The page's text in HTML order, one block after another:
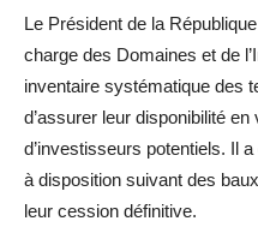
Le Président de la
charge des Domaines et de
inventaire systématique des
d’assurer leur disponibilité
d’investisseurs potentiels. Il
à disposition suivant des
leur cession définitive.